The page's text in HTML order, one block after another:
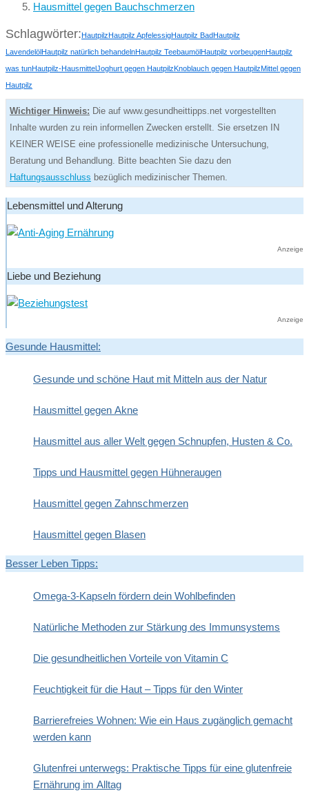
Hausmittel gegen Bauchschmerzen
Schlagwörter:HautpilzHautpilz ApfelessigHautpilz BadHautpilz
LavendelölHautpilz natürlich behandelnHautpilz TeebaumölHautpilz vorbeugenHautpilz
was tunHautpilz-HausmittelJoghurt gegen HautpilzKnoblauch gegen HautpilzMittel gegen
Hautpilz
Wichtiger Hinweis: Die auf www.gesundheittipps.net vorgestellten
Inhalte wurden zu rein informellen Zwecken erstellt. Sie ersetzen IN
KEINER WEISE eine professionelle medizinische Untersuchung,
Beratung und Behandlung. Bitte beachten Sie dazu den
Haftungsausschluss bezüglich medizinischer Themen.
Lebensmittel und Alterung
Anzeige
Liebe und Beziehung
Anzeige
Gesunde Hausmittel:
Gesunde und schöne Haut mit Mitteln aus der Natur
Hausmittel gegen Akne
Hausmittel aus aller Welt gegen Schnupfen, Husten & Co.
Tipps und Hausmittel gegen Hühneraugen
Hausmittel gegen Zahnschmerzen
Hausmittel gegen Blasen
Besser Leben Tipps:
Omega-3-Kapseln fördern dein Wohlbefinden
Natürliche Methoden zur Stärkung des Immunsystems
Die gesundheitlichen Vorteile von Vitamin C
Feuchtigkeit für die Haut – Tipps für den Winter
Barrierefreies Wohnen: Wie ein Haus zugänglich gemacht
werden kann
Glutenfrei unterwegs: Praktische Tipps für eine glutenfreie
Ernährung im Alltag